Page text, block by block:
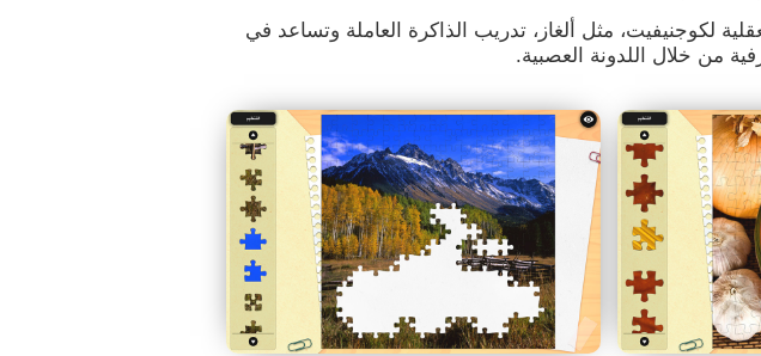
لكوجنيفيت، مثل ألغاز، تدريب الذاكرة العاملة وتساعد في
من خلال اللدونة العصبية.